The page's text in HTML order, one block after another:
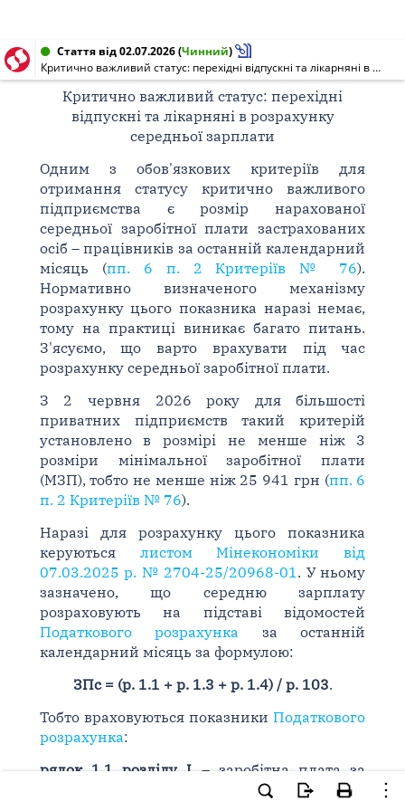
Стаття від 02.07.2026(Чинний)
Критично важливий статус: перехідні відпускні та лікарняні в розрахунку середньої зарплати
Критично важливий статус: перехідні
відпускні та лікарняні в розрахунку
середньої зарплати
Одним з обов'язкових критеріїв для
отримання статусу критично важливого
підприємства є розмір нарахованої
середньої заробітної плати застрахованих
осіб – працівників за останній календарний
місяць (пп. 6 п. 2 Критеріїв № 76).
Нормативно визначеного механізму
розрахунку цього показника наразі немає,
тому на практиці виникає багато питань.
З'ясуємо, що варто врахувати під час
розрахунку середньої заробітної плати.
З 2 червня 2026 року для більшості
приватних підприємств такий критерій
установлено в розмірі не менше ніж 3
розміри мінімальної заробітної плати
(МЗП), тобто не менше ніж 25 941 грн (пп. 6
п. 2 Критеріїв № 76).
Наразі для розрахунку цього показника
керуються листом Мінекономіки від
07.03.2025 р. № 2704-25/20968-01. У ньому
зазначено, що середню зарплату
розраховують на підставі відомостей
Податкового розрахунка за останній
календарний місяць за формулою:
ЗПс = (р. 1.1 + р. 1.3 + р. 1.4) / р. 103.
Тобто враховуються показникиПодаткового
розрахунка:
рядок 1.1 розділу І – заробітна плата за
видами виплат, які включають основну та